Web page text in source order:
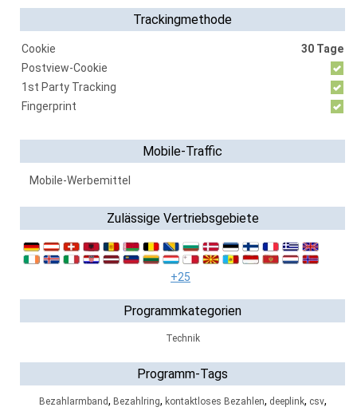
Trackingmethode
Cookie
30 Tage
Postview-Cookie
1st Party Tracking
Fingerprint
Mobile-Traffic
Mobile-Werbemittel
Zulässige Vertriebsgebiete
+25
Programmkategorien
Technik
Programm-Tags
Bezahlarmband, Bezahlring, kontaktloses Bezahlen, deeplink, csv,